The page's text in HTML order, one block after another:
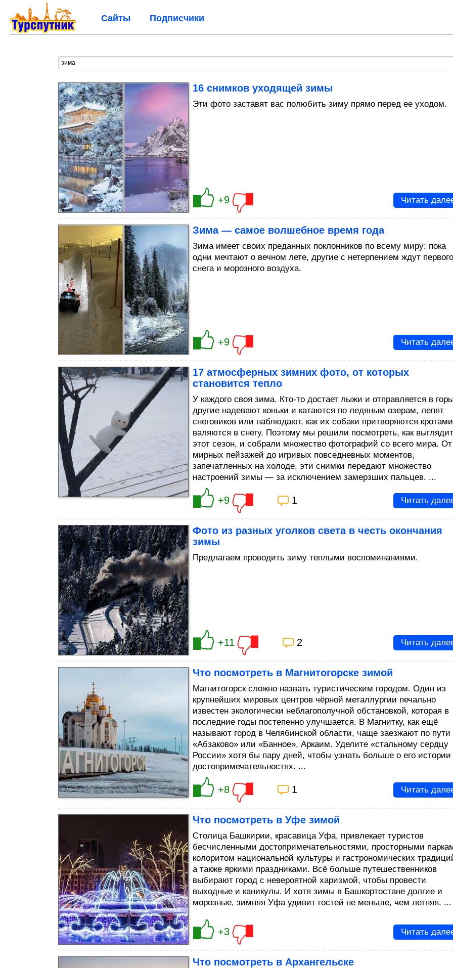
Сайты Подписчики
16 снимков уходящей зимы
Эти фото заставят вас полюбить зиму прямо перед ее уходом.
+9 Читать
Зима ― самое волшебное время года
Зима имеет своих преданных поклонников по всему миру: пока
одни мечтают о вечном лете, другие с нетерпением ждут первого
снега и морозного воздуха.
+9 Читать
17 атмосферных зимних фото, от которых
становится тепло
У каждого своя зима. Кто-то достает лыжи и отправляется в
другие надевают коньки и катаются по ледяным озерам, лепят
снеговиков или наблюдают, как их собаки притворяются
валяются в снегу. Поэтому мы решили посмотреть, как выглядит
этот сезон, и собрали множество фотографий со всего мира. От
мирных пейзажей до игривых повседневных моментов,
запечатленных на холоде, эти снимки передают множество
настроений зимы — за исключением замерзших пальцев. ...
+9 1 Читать
Фото из разных уголков света в честь окончания
зимы
Предлагаем проводить зиму теплыми воспоминаниями.
+11 2 Читать
Что посмотреть в Магнитогорске зимой
Магнитогорск сложно назвать туристическим городом. Один из
крупнейших мировых центров чёрной металлургии печально
известен экологически неблагополучной обстановкой, которая в
последние годы постепенно улучшается. В Магнитку, как ещё
называют город в Челябинской области, чаще заезжают по пути
«Абзаково» или «Банное», Аркаим. Уделите «стальному сердцу
России» хотя бы пару дней, чтобы узнать больше о его
достопримечательностях. ...
+8 1 Читать
Что посмотреть в Уфе зимой
Столица Башкирии, красавица Уфа, привлекает туристов
бесчисленными достопримечательностями, просторными
колоритом национальной культуры и гастрономических
а также яркими праздниками. Всё больше путешественников
выбирают город с невероятной харизмой, чтобы провести
выходные и каникулы. И хотя зимы в Башкортостане долгие и
морозные, зимняя Уфа удивит гостей не меньше, чем летняя. ...
+3 Читать
Что посмотреть в Архангельске